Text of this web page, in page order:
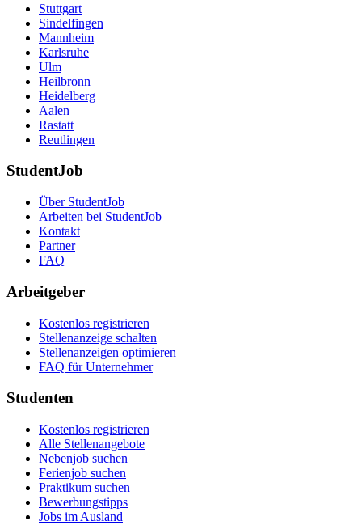
Stuttgart
Sindelfingen
Mannheim
Karlsruhe
Ulm
Heilbronn
Heidelberg
Aalen
Rastatt
Reutlingen
StudentJob
Über StudentJob
Arbeiten bei StudentJob
Kontakt
Partner
FAQ
Arbeitgeber
Kostenlos registrieren
Stellenanzeige schalten
Stellenanzeigen optimieren
FAQ für Unternehmer
Studenten
Kostenlos registrieren
Alle Stellenangebote
Nebenjob suchen
Ferienjob suchen
Praktikum suchen
Bewerbungstipps
Jobs im Ausland